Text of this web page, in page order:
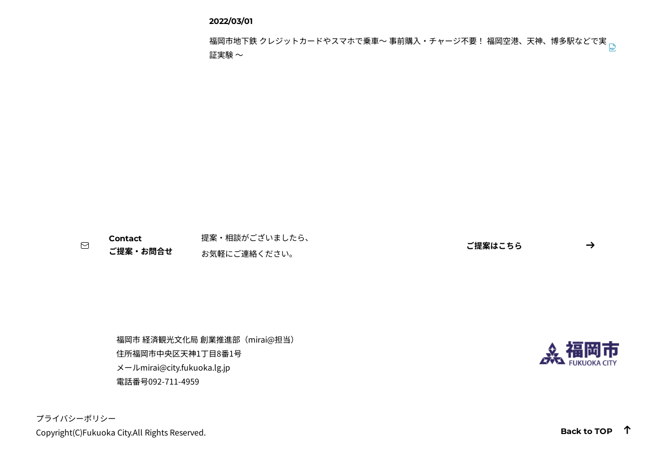
2022/03/01
福岡市地下鉄 クレジットカードやスマホで乗車～ 事前購入・チャージ不要！ 福岡空港、天神、博多駅などで実
証実験 ～
Contact
ご提案・お問合せ
提案・相談がございましたら、
お気軽にご連絡ください。
ご提案はこちら
福岡市 経済観光文化局 創業推進部（mirai@担当）
住所福岡市中央区天神1丁目8番1号
メールmirai@city.fukuoka.lg.jp
電話番号092-711-4959
プライバシーポリシー
Copyright(C)Fukuoka City.All Rights Reserved.
Back to TOP